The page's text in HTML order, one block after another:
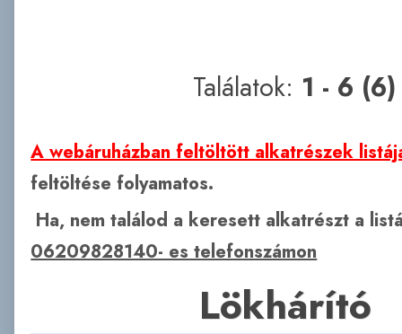
Találatok: 1 - 6 (6)
A webáruházban feltöltött alkatrészek
feltöltése folyamatos.
Ha, nem találod a keresett alkatrészt a
06209828140- es telefonszámon
Lökhárító